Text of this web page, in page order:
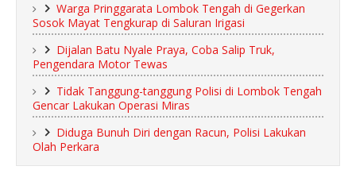
Warga Pringgarata Lombok Tengah di Gegerkan
Sosok Mayat Tengkurap di Saluran Irigasi
Dijalan Batu Nyale Praya, Coba Salip Truk,
Pengendara Motor Tewas
Tidak Tanggung-tanggung Polisi di Lombok Tengah
Gencar Lakukan Operasi Miras
Diduga Bunuh Diri dengan Racun, Polisi Lakukan
Olah Perkara